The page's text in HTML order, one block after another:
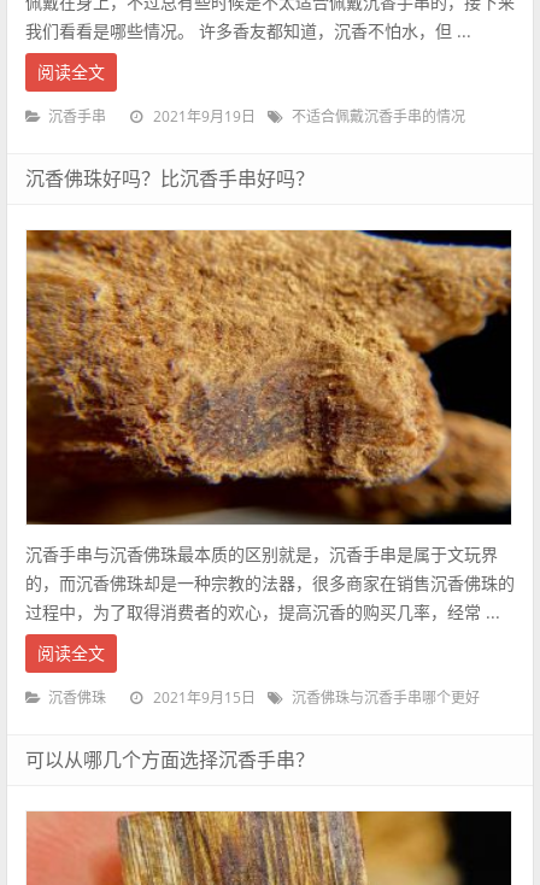
我们看看是哪些情况。 许多香友都知道，沉香不怕水，但 ...
阅读全文
沉香手串 2021年9月19日 不适合佩戴沉香手串的情况
沉香佛珠好吗？比沉香手串好吗？
沉香手串与沉香佛珠最本质的区别就是，沉香手串是属于文玩界
的，而沉香佛珠却是一种宗教的法器，很多商家在销售沉香佛珠的
过程中，为了取得消费者的欢心，提高沉香的购买几率，经常 ...
阅读全文
沉香佛珠 2021年9月15日 沉香佛珠与沉香手串哪个更好
可以从哪几个方面选择沉香手串？